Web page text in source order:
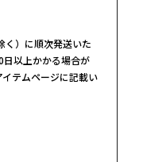
く）に順次発送いた
日以上かかる場合が
テムページに記載い